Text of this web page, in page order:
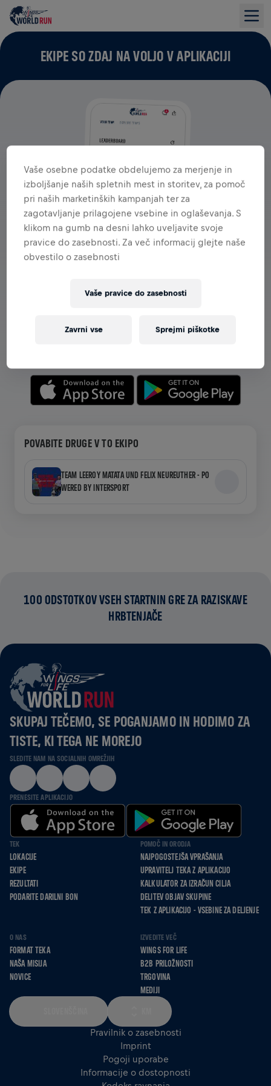
EKIPE SO ZDAJ NA VOLJO V APLIKACIJI
OGLEJTE SI EKIPE V APLIKACIJI
raziskujte vse o ekipah v aplikaciji—pogovarjajte se,
POVABITE DRUGE V TO EKIPO
TEAM LEEROY MATATA UND FELIX NEUREUTHER - PO
WERED BY INTERSPORT
100 ODSTOTKOV VSEH STARTNIN GRE ZA RAZISKAVE
HRBTENJAČE
SKUPAJ TEČEMO, SE POGANJAMO IN HODIMO ZA
TISTE, KI TEGA NE MOREJO
SLEDITE NAM NA SOCIALNIH OMREŽJIH
PRENESITE APLIKACIJO
TEK
LOKACIJE
EKIPE
REZULTATI
PODARITE DARILNI BON
POMOČ IN ORODJA
NAJPOGOSTEJŠA VPRAŠANJA
UPRAVITELJ TEKA Z APLIKACIJO
KALKULATOR ZA IZRAČUN CILJA
DELITEV OBJAV SKUPINE
TEK Z APLIKACIJO - VSEBINE ZA DELJENJE
O NAS
FORMAT TEKA
NAŠA MISIJA
NOVICE
IZVEDITE VEČ
WINGS FOR LIFE
B2B PRILOŽNOSTI
TRGOVINA
MEDIJI
Pravilnik o zasebnosti
Imprint
Pogoji uporabe
Informacije o dostopnosti
Vaše osebne podatke obdelujemo za merjenje in
izboljšanje naših spletnih mest in storitev, za pomoč
pri naših marketinških kampanjah ter za
zagotavljanje prilagojene vsebine in oglaševanja. S
klikom na gumb na desni lahko uveljavite svoje
pravice do zasebnosti. Za več informacij glejte naše
obvestilo o zasebnosti
Vaše pravice do zasebnosti
Zavrni vse Sprejmi piškotke